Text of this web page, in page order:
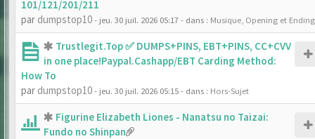
101/121/201/211
par dumpstop10- jeu. 30 juil. 2026 05:17- dans : Musique, Opening et Ending
Trustlegit.Top ✅ DUMPS+PINS, EBT+PINS, CC+CVV
in one place!Paypal.Cashapp/EBT Carding Method:
How To
par dumpstop10- jeu. 30 juil. 2026 05:15- dans : Hors-Sujet
Figurine Elizabeth Liones - Nanatsu no Taizai:
Fundo no Shinpan